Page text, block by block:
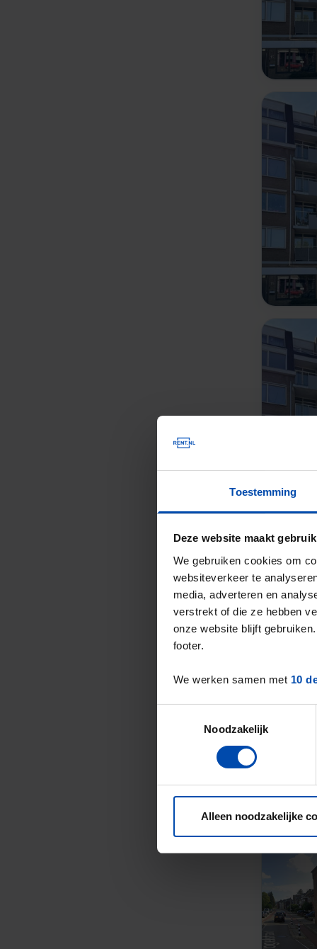
Toestemming
Deze website maakt
We gebruiken cookies om
websiteverkeer te
media, adverteren en
verstrekt of die ze hebben
onze website blijft
footer.
We werken samen met 10
Noodzakelijk
Alleen noodzakelijke